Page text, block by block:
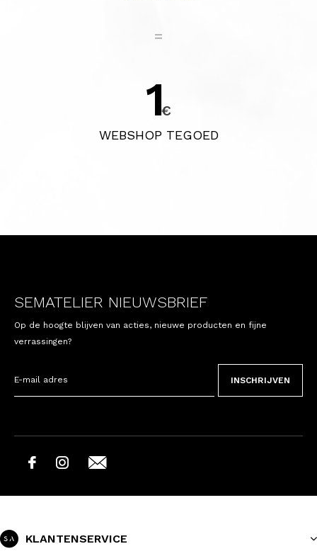
=
1€
WEBSHOP TEGOED
SEMATELIER NIEUWSBRIEF
Op de hoogte blijven van acties, nieuwe producten en fijne
verrassingen?
INSCHRIJVEN
KLANTENSERVICE